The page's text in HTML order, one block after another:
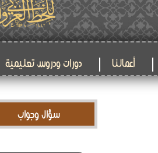
أعمالنا دورات ودروس تعليمية
سؤال وجواب